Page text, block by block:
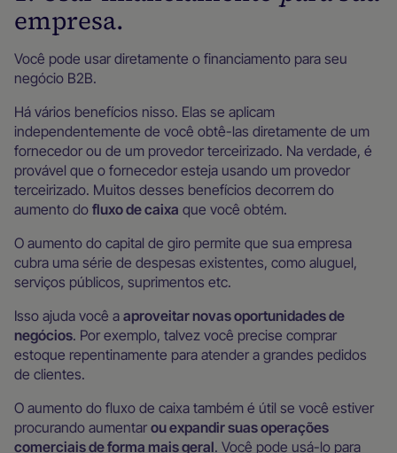
empresa.
Você pode usar diretamente o financiamento para seu
negócio B2B.
Há vários benefícios nisso. Elas se aplicam
independentemente de você obtê-las diretamente de um
fornecedor ou de um provedor terceirizado. Na verdade, é
provável que o fornecedor esteja usando um provedor
terceirizado. Muitos desses benefícios decorrem do
aumento do fluxo de caixa que você obtém.
O aumento do capital de giro permite que sua empresa
cubra uma série de despesas existentes, como aluguel,
serviços públicos, suprimentos etc.
Isso ajuda você a aproveitar novas oportunidades de
negócios. Por exemplo, talvez você precise comprar
estoque repentinamente para atender a grandes pedidos
de clientes.
O aumento do fluxo de caixa também é útil se você estiver
procurando aumentar ou expandir suas operações
comerciais de forma mais geral. Você pode usá-lo para